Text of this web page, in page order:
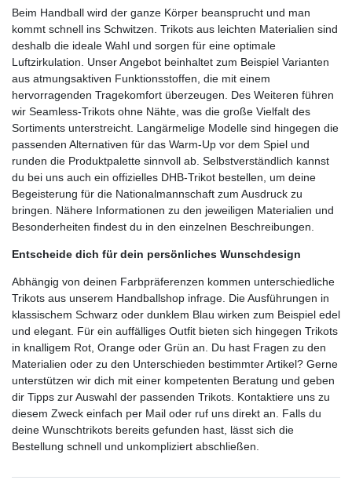
Beim Handball wird der ganze Körper beansprucht und man
kommt schnell ins Schwitzen. Trikots aus leichten Materialien sind
deshalb die ideale Wahl und sorgen für eine optimale
Luftzirkulation. Unser Angebot beinhaltet zum Beispiel Varianten
aus atmungsaktiven Funktionsstoffen, die mit einem
hervorragenden Tragekomfort überzeugen. Des Weiteren führen
wir Seamless-Trikots ohne Nähte, was die große Vielfalt des
Sortiments unterstreicht. Langärmelige Modelle sind hingegen die
passenden Alternativen für das Warm-Up vor dem Spiel und
runden die Produktpalette sinnvoll ab. Selbstverständlich kannst
du bei uns auch ein offizielles DHB-Trikot bestellen, um deine
Begeisterung für die Nationalmannschaft zum Ausdruck zu
bringen. Nähere Informationen zu den jeweiligen Materialien und
Besonderheiten findest du in den einzelnen Beschreibungen.
Entscheide dich für dein persönliches Wunschdesign
Abhängig von deinen Farbpräferenzen kommen unterschiedliche
Trikots aus unserem Handballshop infrage. Die Ausführungen in
klassischem Schwarz oder dunklem Blau wirken zum Beispiel edel
und elegant. Für ein auffälliges Outfit bieten sich hingegen Trikots
in knalligem Rot, Orange oder Grün an. Du hast Fragen zu den
Materialien oder zu den Unterschieden bestimmter Artikel? Gerne
unterstützen wir dich mit einer kompetenten Beratung und geben
dir Tipps zur Auswahl der passenden Trikots. Kontaktiere uns zu
diesem Zweck einfach per Mail oder ruf uns direkt an. Falls du
deine Wunschtrikots bereits gefunden hast, lässt sich die
Bestellung schnell und unkompliziert abschließen.